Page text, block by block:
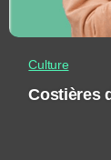
Culture
Costières